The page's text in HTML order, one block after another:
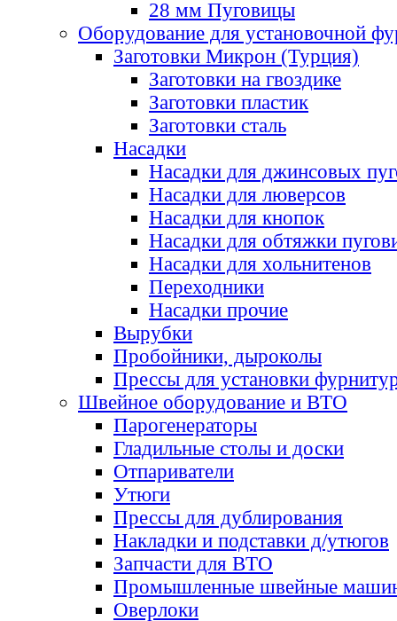
28 мм Пуговицы
Оборудование для установочной
Заготовки Микрон (Турция)
Заготовки на гвоздике
Заготовки пластик
Заготовки сталь
Насадки
Насадки для джинсовых
Насадки для люверсов
Насадки для кнопок
Насадки для обтяжки
Насадки для хольнитенов
Переходники
Насадки прочие
Вырубки
Пробойники, дыроколы
Прессы для установки
Швейное оборудование и ВТО
Парогенераторы
Гладильные столы и доски
Отпариватели
Утюги
Прессы для дублирования
Накладки и подставки д/утюгов
Запчасти для ВТО
Промышленные швейные
Оверлоки